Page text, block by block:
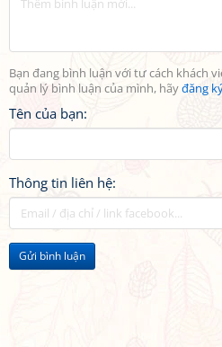
Bạn đang bình luận với tư cách khách
quản lý bình luận của mình, hãyđăng
Tên của bạn:
Thông tin liên hệ:
Gửi bình luận